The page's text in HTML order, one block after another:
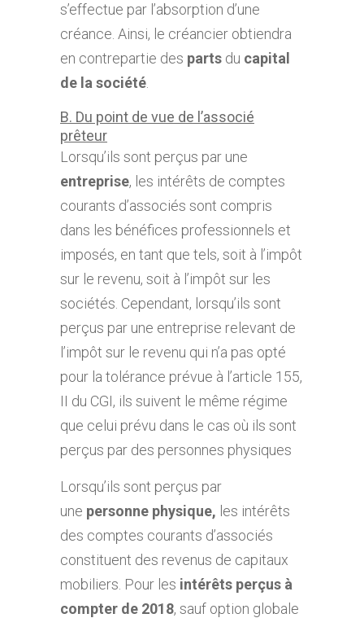
s’effectue par l’absorption d’une
créance. Ainsi, le créancier obtiendra
en contrepartie des parts du capital
de la société
B. Du point de vue de l’associé
prêteur
Lorsqu’ils sont perçus par une
entreprise, les intérêts de comptes
courants d’associés sont compris
dans les bénéfices professionnels et
imposés, en tant que tels, soit à l’impôt
sur le revenu, soit à l’impôt sur les
sociétés. Cependant, lorsqu’ils sont
perçus par une entreprise relevant de
l’impôt sur le revenu qui n’a pas opté
pour la tolérance prévue à l’article 155,
II du CGI, ils suivent le même régime
que celui prévu dans le cas où ils sont
perçus par des personnes physiques
Lorsqu’ils sont perçus par
une personne physique, les intérêts
des comptes courants d’associés
constituent des revenus de capitaux
mobiliers. Pour les intérêts perçus à
compter de 2018, sauf option globale